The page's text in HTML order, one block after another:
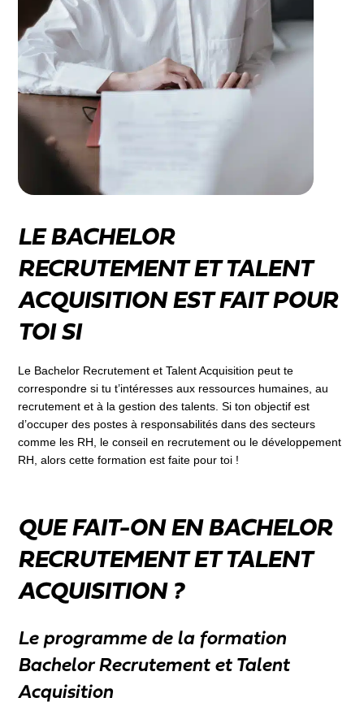
LE BACHELOR
RECRUTEMENT ET TALENT
ACQUISITION EST FAIT POUR
TOI SI
Le Bachelor Recrutement et Talent Acquisition peut te
correspondre si tu t’intéresses aux ressources humaines, au
recrutement et à la gestion des talents. Si ton objectif est
d’occuper des postes à responsabilités dans des secteurs
comme les RH, le conseil en recrutement ou le développement
RH, alors cette formation est faite pour toi !
QUE FAIT-ON EN BACHELOR
RECRUTEMENT ET TALENT
ACQUISITION ?
Le programme de la formation
Bachelor Recrutement et Talent
Acquisition